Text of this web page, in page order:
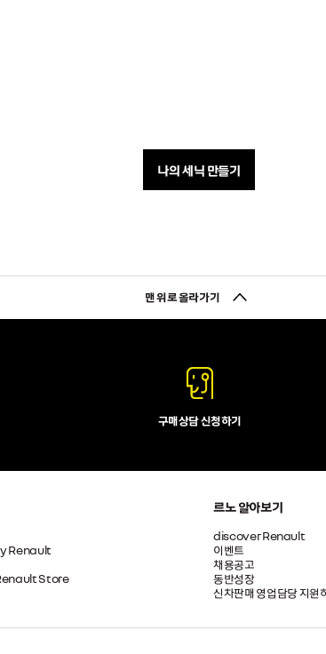
나의 세닉 만들기
맨 위로 올라가기
구매상담 신청하기
Renault
Store
르노 알아보기
discover Renault
이벤트
채용공고
동반성장
신차판매 영업담당 지원